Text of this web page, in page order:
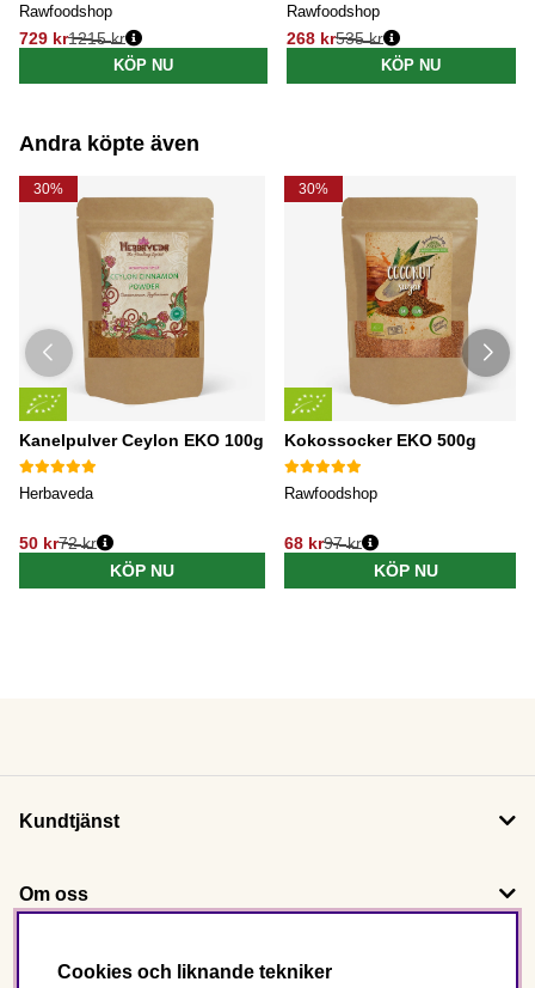
Rawfoodshop
729 kr
Ordinarie pris:
1215 kr
KÖP NU
Rawfoodshop
268 kr
Ordinarie pris:
535 kr
KÖP NU
Andra köpte även
30%
Kanelpulver Ceylon EKO 100g
Herbaveda
50 kr72 kr
KÖP NU
30%
Kokossocker EKO 500g
Rawfoodshop
68 kr97 kr
KÖP NU
Kundtjänst
Om oss
Följ oss
Cookies och liknande tekniker